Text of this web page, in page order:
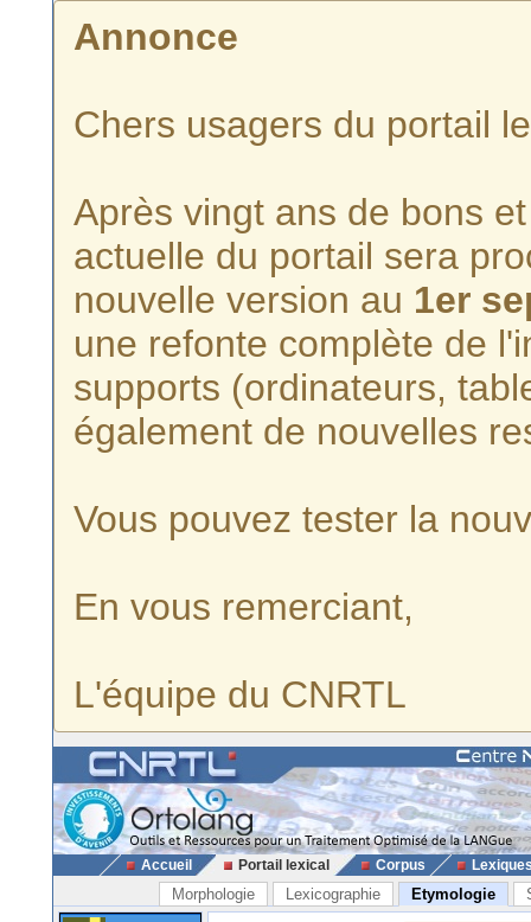
Annonce
Chers usagers du portail
Après vingt ans de bons
actuelle du portail sera
nouvelle version au 1er
une refonte complète de
supports (ordinateurs,
également de nouvelles
Vous pouvez tester la
En vous remerciant,
L'équipe du CNRTL
Accueil Portail lexical Corpus
Morphologie Lexicographie Etymologie